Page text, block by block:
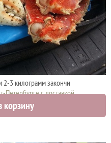
3 килограмм закончи
Петербурге с доставкой
корзину